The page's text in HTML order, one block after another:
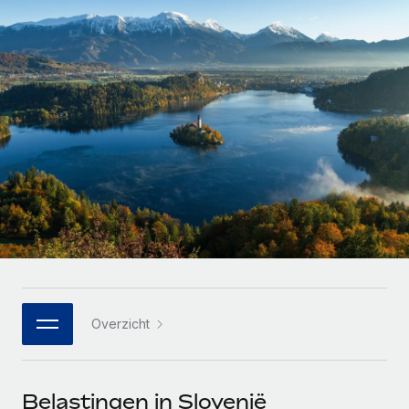
PEO
Ingewikkelde HR-taken eenvoudig uitbesteden
INFRASTRUCTUUR
Remote Embedded
HR naadloos in workflows integreren
Platform
Ingebouwde essentiële HR-functies voor je team
Integraties
GROEIFASE
Start-ups
Flexibele global HR en payroll solutions voor groeiende
bedrijven
Teams uitbreiden met HR solutions op maat
Enterprise
Global HR voor grote bedrijven
WERK MET ONS SAMEN
Strategische technologiepartners
Een partner worden
Betalingscalculator voor zzp'ers
Ontdek valuta-opties en betaalsnelheden voor
internationale zzp'ers
LEREN MET REMOTE
Onderzoek en gidsen
Casestudy's
HR-woordenlijst
Checklists en templates
Webinars
Nederlands
Français
Deutsch
Español
Italiano
Português (Portugal)
日本語
한국어
Inloggen
Overzicht
Belastingen in Slovenië